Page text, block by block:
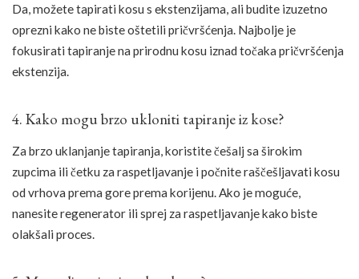
Da, možete tapirati kosu s ekstenzijama, ali budite izuzetno
oprezni kako ne biste oštetili pričvršćenja. Najbolje je
fokusirati tapiranje na prirodnu kosu iznad točaka pričvršćenja
ekstenzija.
4. Kako mogu brzo ukloniti tapiranje iz kose?
Za brzo uklanjanje tapiranja, koristite češalj sa širokim
zupcima ili četku za raspetljavanje i počnite raščešljavati kosu
od vrhova prema gore prema korijenu. Ako je moguće,
nanesite regenerator ili sprej za raspetljavanje kako biste
olakšali proces.